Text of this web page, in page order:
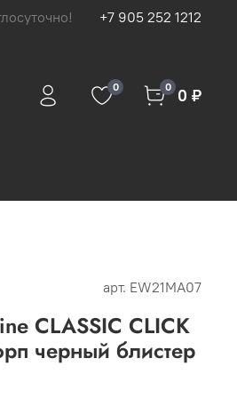
+7 905 252 1212
0 0 0 ₽
арт. EW21MA07
CLASSIC CLICK
черный блистер